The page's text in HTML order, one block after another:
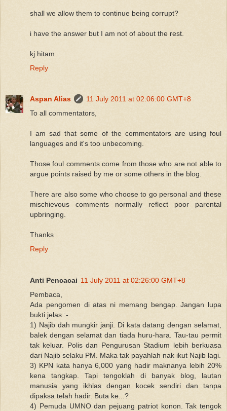
shall we allow them to continue being corrupt?
i have the answer but I am not of about the rest.
kj hitam
Reply
Aspan Alias
11 July 2011 at 02:06:00 GMT+8
To all commentators,
I am sad that some of the commentators are using foul
languages and it's too unbecoming.
Those foul comments come from those who are not able to
argue points raised by me or some others in the blog.
There are also some who choose to go personal and these
mischievous comments normally reflect poor parental
upbringing.
Thanks
Reply
Anti Pencacai 11 July 2011 at 02:26:00 GMT+8
Pembaca,
Ada pengomen di atas ni memang bengap. Jangan lupa
bukti jelas :-
1) Najib dah mungkir janji. Di kata datang dengan selamat,
balek dengan selamat dan tiada huru-hara. Tau-tau permit
tak keluar. Polis dan Pengurusan Stadium lebih berkuasa
dari Najib selaku PM. Maka tak payahlah nak ikut Najib lagi.
3) KPN kata hanya 6,000 yang hadir maknanya lebih 20%
kena tangkap. Tapi tengoklah di banyak blog, lautan
manusia yang ikhlas dengan kocek sendiri dan tanpa
dipaksa telah hadir. Buta ke...?
4) Pemuda UMNO dan pejuang patriot konon. Tak tengok